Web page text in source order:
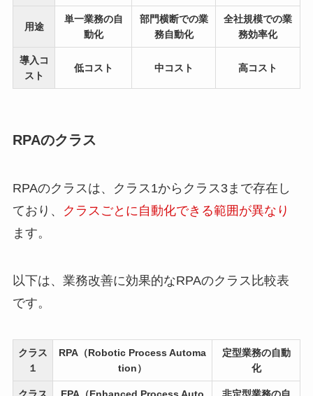
用途
単一業務の自
動化
部門横断での業
務自動化
全社規模での業
務効率化
導入コ
スト
低コスト 中コスト 高コスト
RPAのクラス
RPAのクラスは、クラス1からクラス3まで存在し
ており、
クラスごとに自動化できる範囲が異なり
ます。
以下は、業務改善に効果的なRPAのクラス比較表
です。
クラス
１
RPA（Robotic Process Automa
tion）
定型業務の自動
化
クラス EPA（Enhanced Process Auto 非定型業務の自